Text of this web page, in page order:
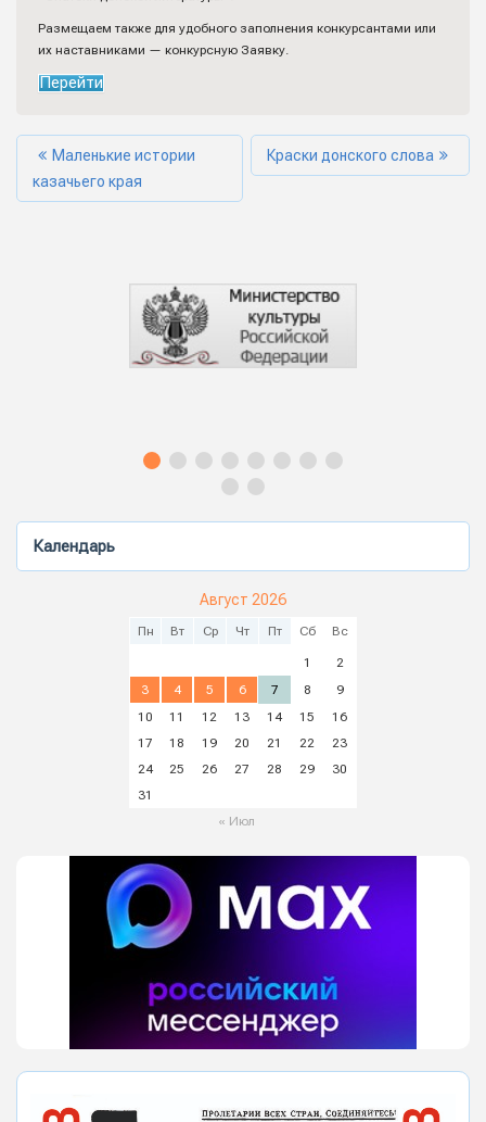
Календарь
Август 2026
Пн Вт Ср Чт Пт Сб Вс
1
2
3
4 5 6 7 8
9
10
11 12 13 14 15
16
17
18 19 20 21 22
23
24
25 26 27 28 29
30
31
« Июл
Размещаем также для удобного заполнения конкурсантами или
их наставниками — конкурсную Заявку.
Перейти
Маленькие истории
казачьего края
Краски донского слова